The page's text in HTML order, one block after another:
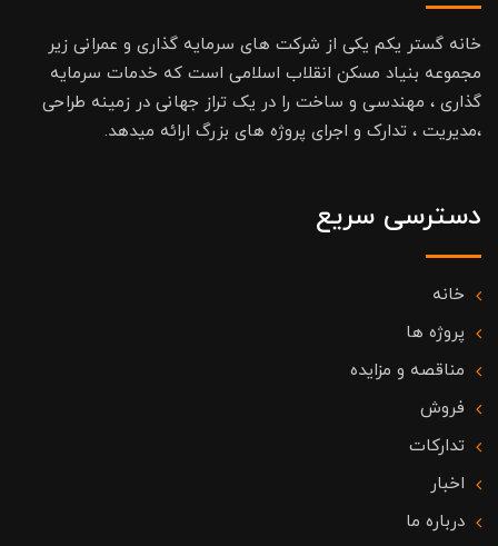
خانه گستر یکم یکی از شرکت های سرمایه گذاری و عمرانی زیر
مجموعه بنیاد مسکن انقلاب اسلامی است که خدمات سرمایه
گذاری ، مهندسی و ساخت را در یک تراز جهانی در زمینه طراحی
،مدیریت ، تدارک و اجرای پروژه های بزرگ ارائه میدهد.
دسترسی سریع
خانه
پروژه ها
مناقصه و مزایده
فروش
تدارکات
اخبار
درباره ما